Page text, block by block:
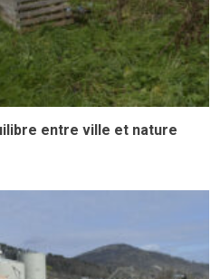
entre ville et nature